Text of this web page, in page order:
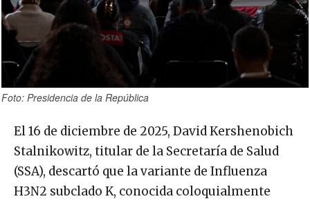
Foto: Presidencia de la República
El 16 de diciembre de 2025, David Kershenobich
Stalnikowitz, titular de la Secretaría de Salud
(SSA), descartó que la variante de Influenza
H3N2 subclado K, conocida coloquialmente